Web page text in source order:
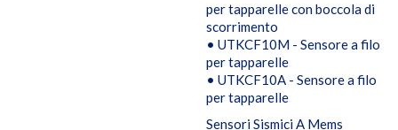
per tapparelle con boccola di
scorrimento
• UTKCF10M - Sensore a filo
per tapparelle
• UTKCF10A - Sensore a filo
per tapparelle
Sensori Sismici A Mems